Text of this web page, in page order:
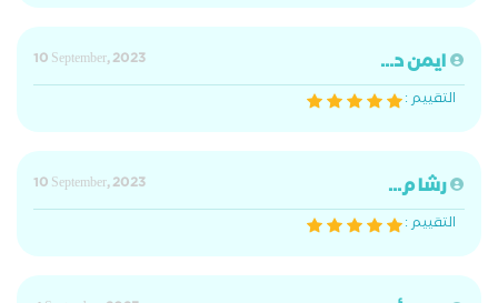
ايمن د...
10 September, 2023
التقييم :
رشا م...
10 September, 2023
التقييم :